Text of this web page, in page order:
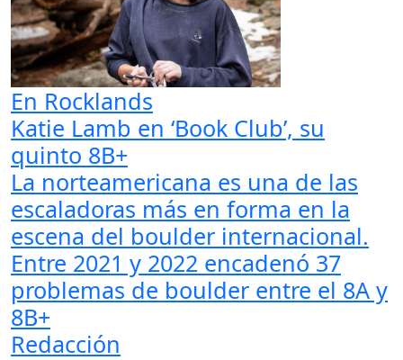
En Rocklands
Katie Lamb en ‘Book Club’, su
quinto 8B+
La norteamericana es una de las
escaladoras más en forma en la
escena del boulder internacional.
Entre 2021 y 2022 encadenó 37
problemas de boulder entre el 8A y
8B+
Redacción